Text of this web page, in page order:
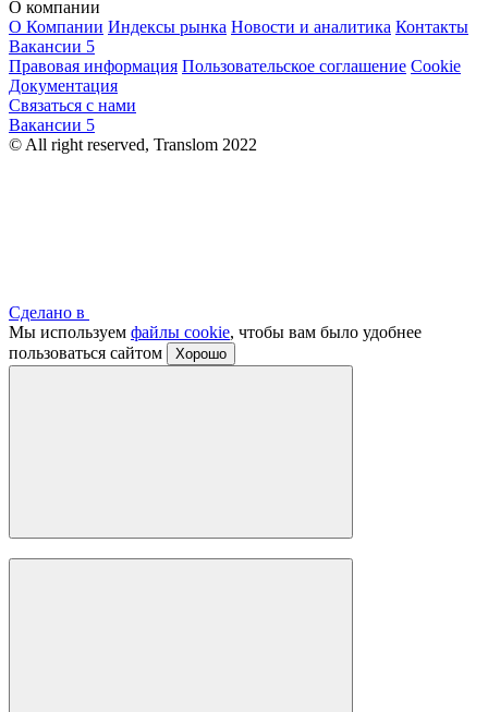
О компании
О Компании Индексы рынка Новости и аналитика Контакты
Вакансии 5
Правовая информация Пользовательское соглашение Cookie
Документация
Связаться с нами
Вакансии 5
© All right reserved, Translom 2022
Сделано в
Мы используем файлы cookie, чтобы вам было удобнее
пользоваться сайтом
Хорошо